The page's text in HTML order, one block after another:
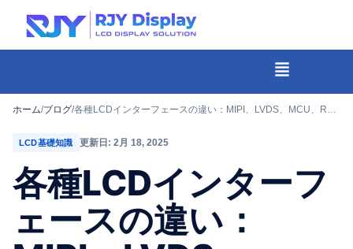
Skip
メ
ニ
ュ
ー
ホーム/ブログ/ 各種LCDインターフェースの違い：MIPI、LVDS、MCU、RGB、SPI
LCD基礎知識 更新日: 2月 18, 2025
各種LCDインターフ
ェースの違い：